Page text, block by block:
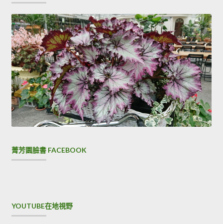
菁芳園臉書 FACEBOOK
YOUTUBE在地視野